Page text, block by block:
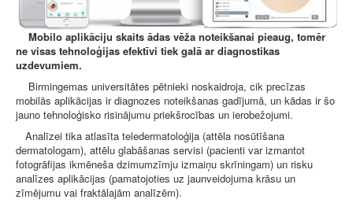
Mobilo aplikāciju skaits ādas vēža noteikšanai pieaug, tomēr
ne visas tehnoloģijas efektīvi tiek galā ar diagnostikas
uzdevumiem.
Birmingemas universitātes pētnieki noskaidroja, cik precīzas
mobilās aplikācijas ir diagnozes noteikšanas gadījumā, un kādas ir šo
jauno tehnoloģisko risinājumu priekšrocības un ierobežojumi.
Analīzei tika atlasīta teledermatoloģija (attēla nosūtīšana
dermatologam), attēlu glabāšanas servisi (pacienti var izmantot
fotogrāfijas ikmēneša dzimumzīmju izmaiņu skrīningam) un risku
analīzes aplikācijas (pamatojoties uz jaunveidojuma krāsu un
zīmējumu vai fraktālajām analīzēm).